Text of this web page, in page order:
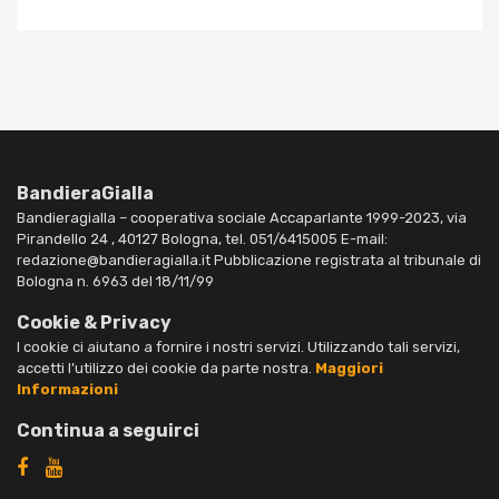
BandieraGialla
Bandieragialla – cooperativa sociale Accaparlante 1999-2023, via
Pirandello 24 , 40127 Bologna, tel. 051/6415005 E-mail:
redazione@bandieragialla.it Pubblicazione registrata al tribunale di
Bologna n. 6963 del 18/11/99
Cookie & Privacy
I cookie ci aiutano a fornire i nostri servizi. Utilizzando tali servizi,
accetti l’utilizzo dei cookie da parte nostra. Maggiori
Informazioni
Continua a seguirci